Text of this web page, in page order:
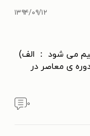
۱۳۹۴/۰۹/۱۲
می شود ： الف)
ی معاصر در
۰